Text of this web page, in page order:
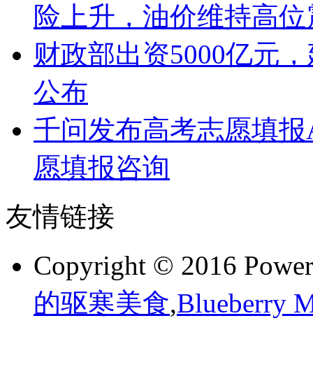
险上升，油价维持高
财政部出资5000亿元
公布
千问发布高考志愿填
愿填报咨询
友情链接
Copyright © 2016
的驱寒美食,Blueberry